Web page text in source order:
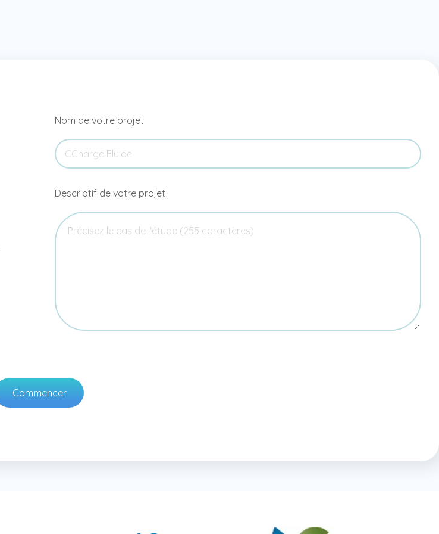
Nom de votre projet
Descriptif de votre projet